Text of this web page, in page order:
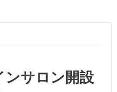
ンサロン開設